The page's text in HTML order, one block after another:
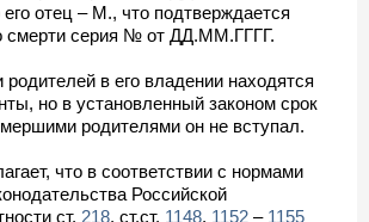
отец – М., что подтверждается
смерти серия № от ДД.ММ.ГГГГ.
в его владении находятся
но в установленный законом срок
родителями он не вступал.
что в соответствии с нормами
Российской
ст. 218, ст.ст. 1148, 1152 – 1155